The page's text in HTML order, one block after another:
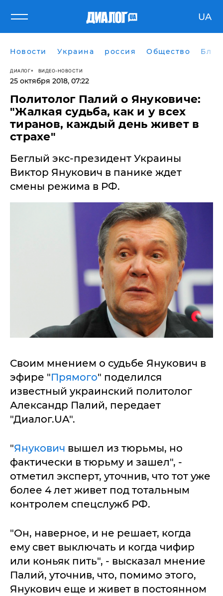
UA
Новости Украина россия Общество
ДИАЛОГ ВИДЕО-НОВОСТИ
25 октября 2018, 07:22
​Политолог Палий о Януковиче:
"Жалкая судьба, как и у всех
тиранов, каждый день живет в
страхе"
Беглый экс-президент Украины
Виктор Янукович в панике ждет
смены режима в РФ.
Своим мнением о судьбе Янукович в
эфире "Прямого" поделился
известный украинский политолог
Александр Палий, передает
"Диалог.UA".
"Янукович вышел из тюрьмы, но
фактически в тюрьму и зашел", -
отметил эксперт, уточнив, что тот уже
более 4 лет живет под тотальным
контролем спецслужб РФ.
"Он, наверное, и не решает, когда
ему свет выключать и когда чифир
или коньяк пить", - высказал мнение
Палий, уточнив, что, помимо этого,
Янукович еще и живет в постоянном